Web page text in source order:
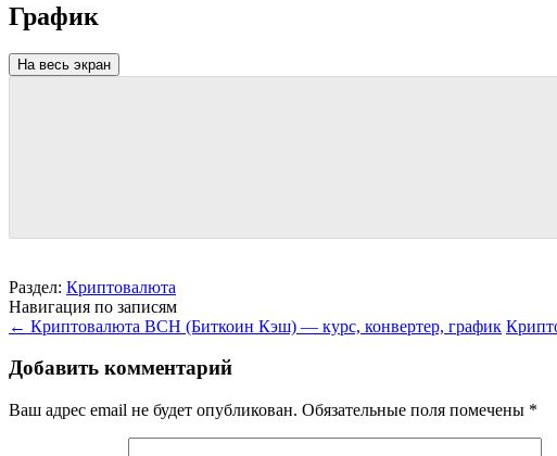
График
На весь экран
Раздел: Криптовалюта
Навигация по записям
← Криптовалюта BCH (Биткоин Кэш) — курс, конвертер, график
Добавить комментарий
Ваш адрес email не будет опубликован. Обязательные поля помечены *